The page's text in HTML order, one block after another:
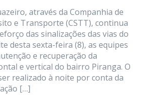
através da Companhia de
e Transporte (CSTT), continua
das sinalizações das vias do
desta sexta-feira (8), as equipes
e recuperação da
e vertical do bairro Piranga. O
realizado à noite por conta da
[…]